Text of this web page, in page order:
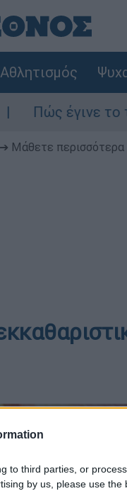
to third parties, or
by us, please use the
Αθλητισμός
Πώς έγινε το
➔ Μάθετε περισσότερα